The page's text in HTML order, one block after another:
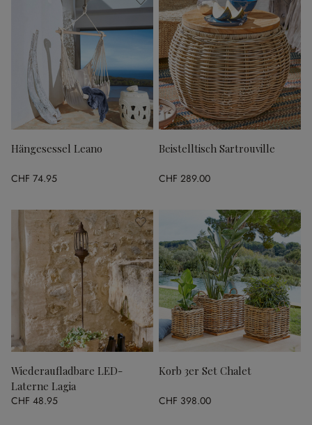
Hängesessel Leano
CHF 74.95
Beistelltisch Sartrouville
CHF 289.00
Wiederaufladbare LED-
Laterne Lagia
CHF 48.95
Korb 3er Set Chalet
CHF 398.00